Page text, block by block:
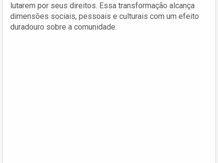
lutarem por seus direitos. Essa transformação alcança
dimensões sociais, pessoais e culturais com um efeito
duradouro sobre a comunidade.